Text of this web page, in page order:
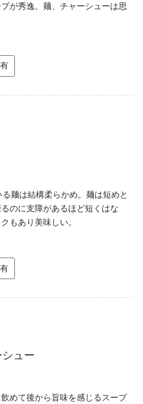
が秀逸。麺、チャーシューは思
麺は結構柔らかめ。麺は短めと
のに支障があるほど短くはな
もあり美味しい。
ュー
めて後から旨味を感じるスープ